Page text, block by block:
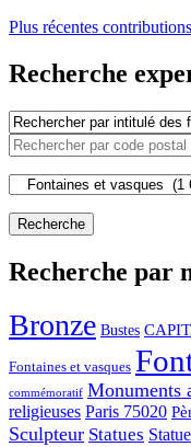
Plus récentes
Recherche
Recherche par
Bronze Bustes
Fontaines et vasques
commémoratif Monuments
religieuses Paris 75020
Sculpteur Statues